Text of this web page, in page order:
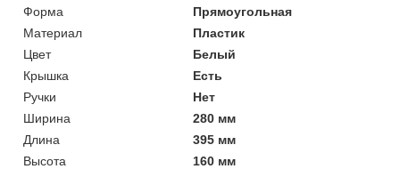
Форма
Прямоугольная
Материал
Пластик
Цвет
Белый
Крышка
Есть
Ручки
Нет
Ширина
280 мм
Длина
395 мм
Высота
160 мм